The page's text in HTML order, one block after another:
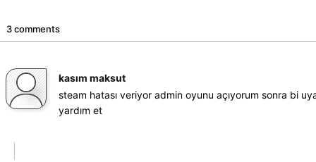
3 comments
kasım maksut
steam hatası veriyor admin oyunu açıyorum sonra bi
yardım et